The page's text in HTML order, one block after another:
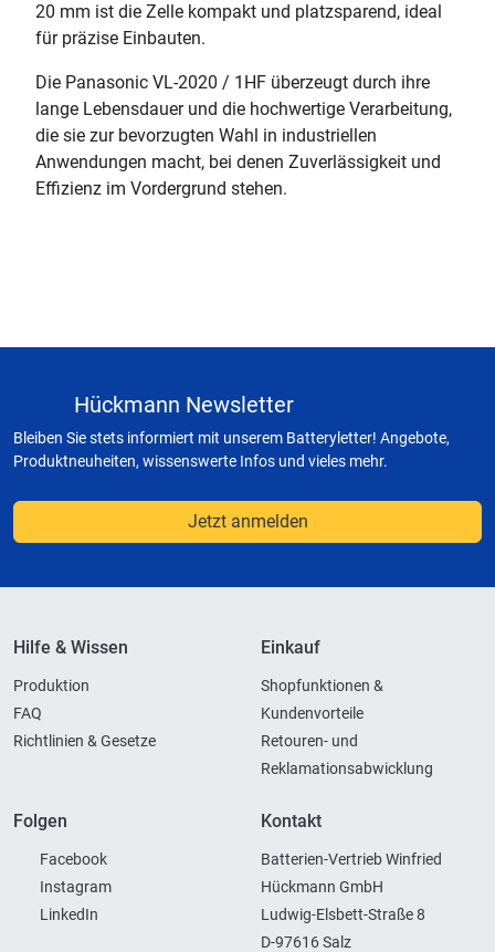
20 mm ist die Zelle kompakt und platzsparend, ideal
für präzise Einbauten.
Die Panasonic VL-2020 / 1HF überzeugt durch ihre
lange Lebensdauer und die hochwertige Verarbeitung,
die sie zur bevorzugten Wahl in industriellen
Anwendungen macht, bei denen Zuverlässigkeit und
Effizienz im Vordergrund stehen.
Hückmann Newsletter
Bleiben Sie stets informiert mit unserem Batteryletter! Angebote,
Produktneuheiten, wissenswerte Infos und vieles mehr.
Jetzt anmelden
Hilfe & Wissen
Produktion
FAQ
Richtlinien & Gesetze
Einkauf
Shopfunktionen &
Kundenvorteile
Retouren- und
Reklamationsabwicklung
Folgen
Facebook
Instagram
LinkedIn
Kontakt
Batterien-Vertrieb Winfried
Hückmann GmbH
Ludwig-Elsbett-Straße 8
D-97616 Salz